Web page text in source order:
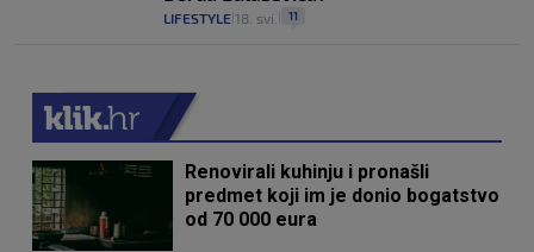
LIFESTYLE 18. svi. 11
Renovirali kuhinju i pronašli
predmet koji im je donio bogatstvo
od 70 000 eura